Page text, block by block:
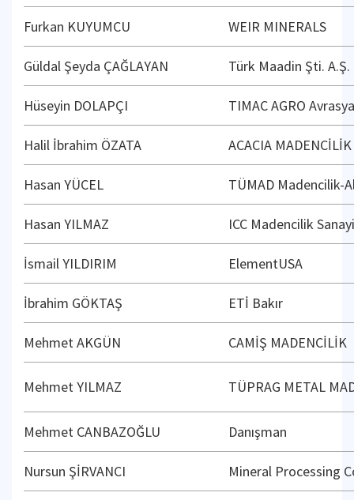
Furkan KUYUMCU WEIR MINERALS
Güldal Şeyda ÇAĞLAYAN Türk Maadin Şti.
Hüseyin DOLAPÇI TIMAC AGRO
Halil İbrahim ÖZATA ACACIA MADENCİLİK
Hasan YÜCEL TÜMAD Madencilik-
Hasan YILMAZ ICC Madencilik
İsmail YILDIRIM ElementUSA
İbrahim GÖKTAŞ ETİ Bakır
Mehmet AKGÜN CAMİŞ MADENCİLİK
Mehmet YILMAZ TÜPRAG METAL
Mehmet CANBAZOĞLU Danışman
Nursun ŞİRVANCI Mineral Processing